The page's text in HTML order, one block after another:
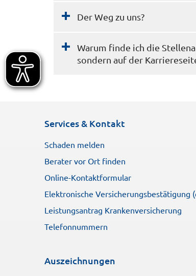
Der Weg zu uns?
Warum finde ich die
sondern auf der
Services & Kontakt
Schaden melden
Berater vor Ort finden
Online-Kontaktformular
Elektronische Versicherungsbestätigung
Leistungsantrag Krankenversicherung
Telefonnummern
Auszeichnungen